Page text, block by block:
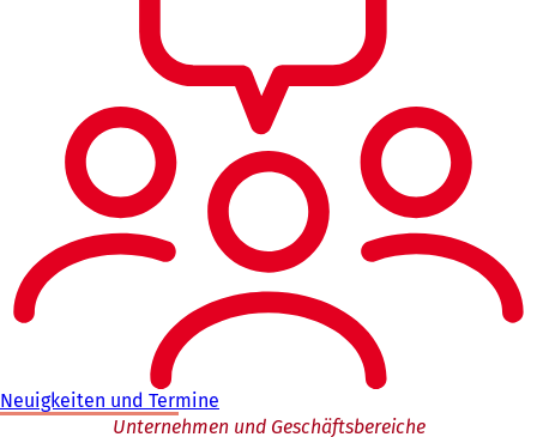
Neuigkeiten und Termine
Unternehmen und Geschäftsbereiche